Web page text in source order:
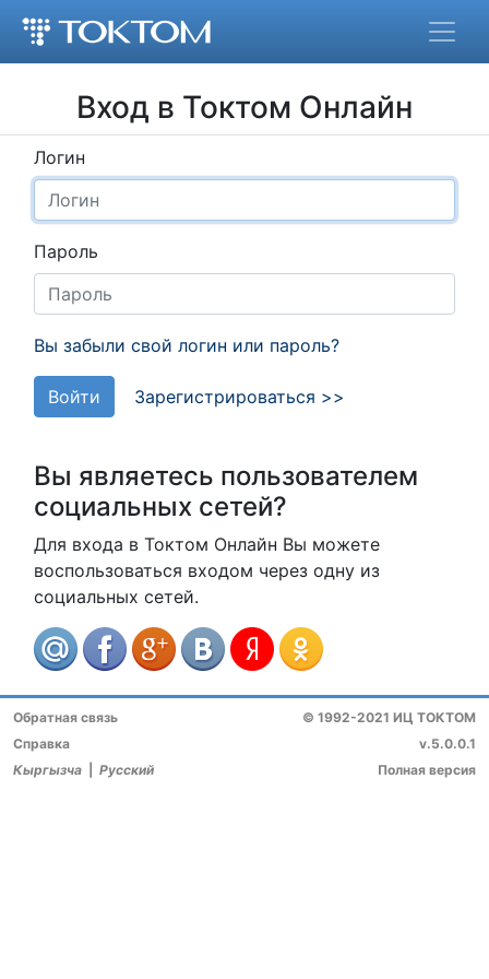
Вход в Токтом Онлайн
Логин
Пароль
Вы забыли свой логин или пароль?
Войти Зарегистрироваться >>
Вы являетесь пользователем
социальных сетей?
Для входа в Токтом Онлайн Вы можете
воспользоваться входом через одну из
социальных сетей.
© 1992-2021 ИЦ ТОКТОМ
v.5.0.0.1
Полная версия
Обратная связь
Справка
Кыргызча
Русский